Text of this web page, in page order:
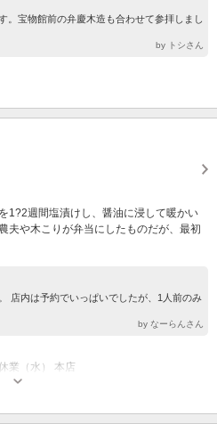
。宝物館前の弁慶木造も合わせて参拝しまし
by トシさん
1?2週間塩漬けし、醤油に浸して暖かい
夫や木こりが弁当にしたものだが、最初
店内は予約でいっぱいでしたが、1人前のみ
by なーらんさん
業（水） 本店